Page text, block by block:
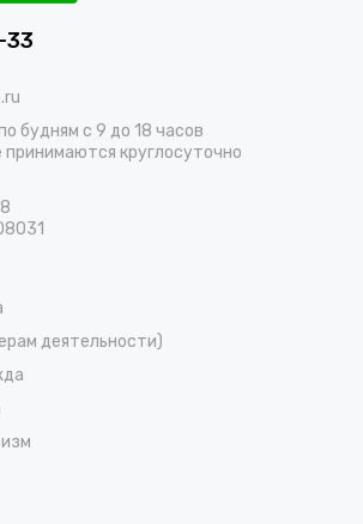
33
будням с 9 до 18 часов
принимаются круглосуточно
деятельности)